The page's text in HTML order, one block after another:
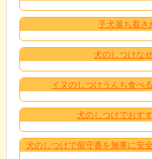
子犬落ち着き
犬のしつけな
イヌのしつけうんち食べ
犬のしつけでおす
犬のしつけで留守番を無事に安